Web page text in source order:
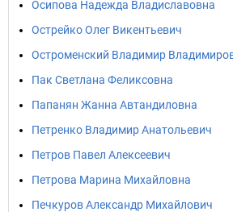
Осипова Надежда Владиславовна
Острейко Олег Викентьевич
Остроменский Владимир
Пак Светлана Феликсовна
Папанян Жанна Автандиловна
Петренко Владимир Анатольевич
Петров Павел Алексеевич
Петрова Марина Михайловна
Печкуров Александр Михайлович